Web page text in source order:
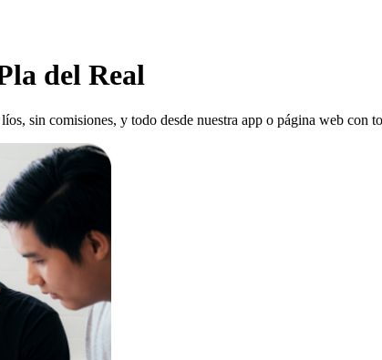
del Real
sin comisiones, y todo desde nuestra app o página web con